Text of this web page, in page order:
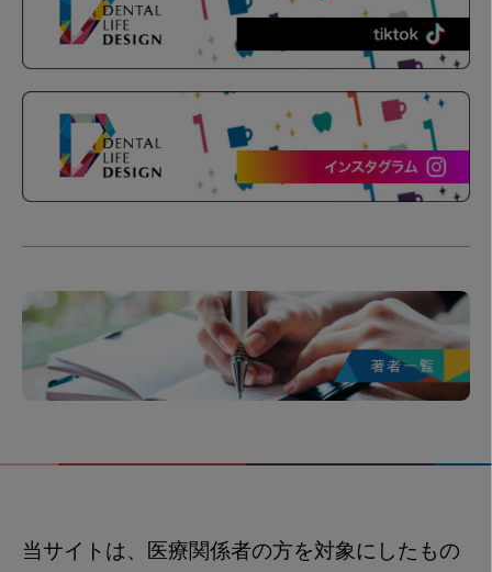
当サイトは、医療関係者の方を対象にしたもの